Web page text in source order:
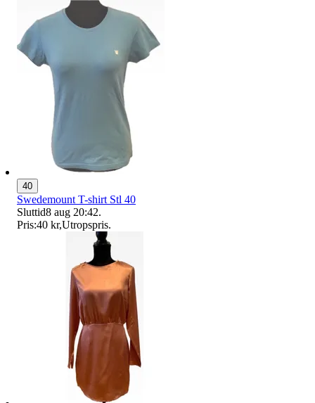
40
Swedemount T-shirt Stl 40
Sluttid8 aug 20:42.
Pris:40 kr,Utropspris.